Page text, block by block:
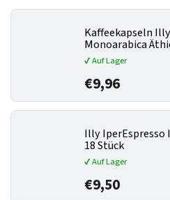
Kaffeekapseln
Monoarabica
✔ Auf Lager
€9,96
Illy IperEspresso
18 Stück
✔ Auf Lager
€9,50